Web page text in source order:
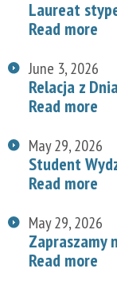
Laureat
Read more
June 3, 2026
Relacja z
Read more
May 29, 2026
Student
Read more
May 29, 2026
Zapraszamy
Read more